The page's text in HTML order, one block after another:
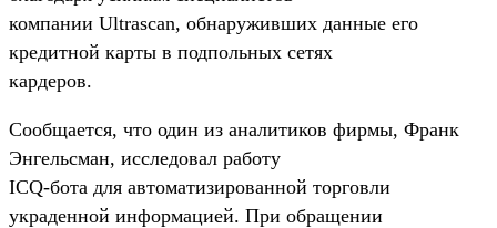
компании Ultrascan, обнаруживших данные его
кредитной карты в подпольных сетях
кардеров.
Сообщается, что один из аналитиков фирмы, Франк
Энгельсман, исследовал работу
ICQ-бота для автоматизированной торговли
украденной информацией. При обращении